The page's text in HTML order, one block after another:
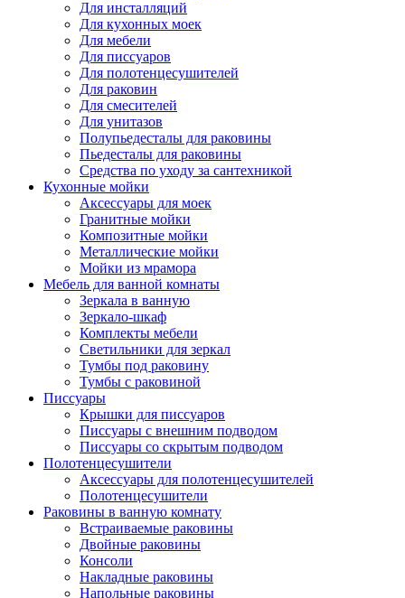
Для инсталляций
Для кухонных моек
Для мебели
Для писсуаров
Для полотенцесушителей
Для раковин
Для смесителей
Для унитазов
Полупьедесталы для раковины
Пьедесталы для раковины
Средства по уходу за сантехникой
Кухонные мойки
Аксессуары для моек
Гранитные мойки
Композитные мойки
Металлические мойки
Мойки из мрамора
Мебель для ванной комнаты
Зеркала в ванную
Зеркало-шкаф
Комплекты мебели
Светильники для зеркал
Тумбы под раковину
Тумбы с раковиной
Писсуары
Крышки для писсуаров
Писсуары с внешним подводом
Писсуары со скрытым подводом
Полотенцесушители
Аксессуары для полотенцесушителей
Полотенцесушители
Раковины в ванную комнату
Встраиваемые раковины
Двойные раковины
Консоли
Накладные раковины
Напольные раковины